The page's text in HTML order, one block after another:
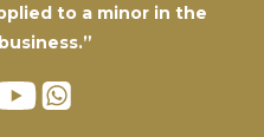
to a minor in the